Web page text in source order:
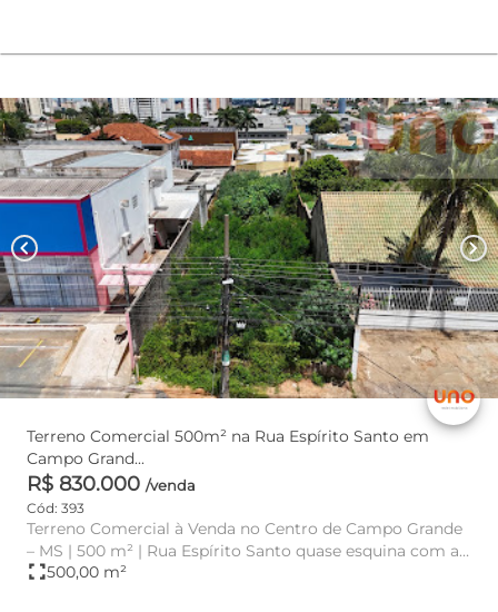
chevron_left chevron_right
Terreno Comercial 500m² na Rua Espírito Santo em
Campo Grand...
R$ 830.000 /venda
Cód: 393
Terreno Comercial à Venda no Centro de Campo Grande
– MS | 500 m² | Rua Espírito Santo quase esquina com a
fullscreen500,00 m²